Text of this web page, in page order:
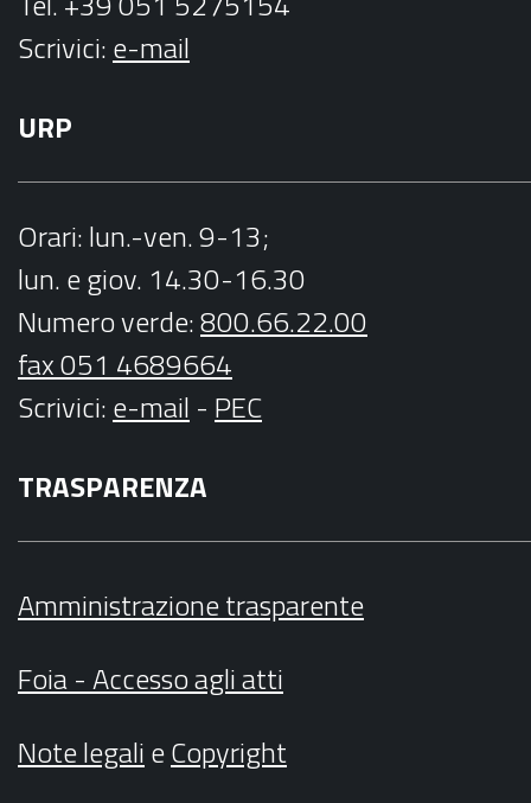
Scrivici:e-mail
URP
Orari: lun.-ven. 9-13;
lun. e giov. 14.30-16.30
Numero verde:800.66.22.00
fax 051 4689664
Scrivici:e-mail - PEC
TRASPARENZA
Amministrazione trasparente
Foia - Accesso agli atti
Note legalieCopyright